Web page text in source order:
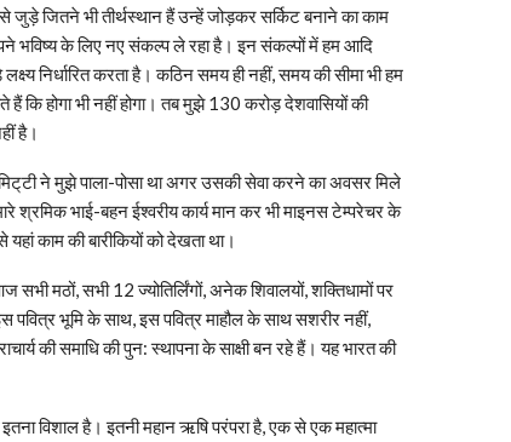
जुड़े जितने भी तीर्थस्थान हैं उन्हें जोड़कर सर्किट बनाने का काम
भविष्य के लिए नए संकल्प ले रहा है। इन संकल्पों में हम आदि
निर्धारित करता है। कठिन समय ही नहीं, समय की सीमा भी हम
होगा भी नहीं होगा। तब मुझे 130 करोड़ देशवासियों की
है।
ने मुझे पाला-पोसा था अगर उसकी सेवा करने का अवसर मिले
श्रमिक भाई-बहन ईश्वरीय कार्य मान कर भी माइनस टेम्परेचर के
काम की बारीकियों को देखता था।
सभी मठों, सभी 12 ज्योतिर्लिंगों, अनेक शिवालयों, शक्तिधामों पर
भूमि के साथ, इस पवित्र माहौल के साथ सशरीर नहीं,
की समाधि की पुन: स्थापना के साक्षी बन रहे हैं। यह भारत की
इतना विशाल है। इतनी महान ऋषि परंपरा है, एक से एक महात्मा